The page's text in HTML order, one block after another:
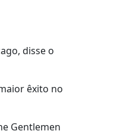
disse o
êxito no
Gentlemen